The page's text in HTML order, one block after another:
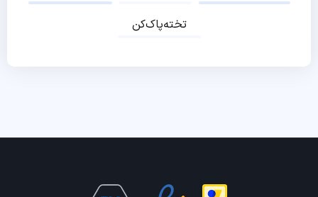
تخته‌پاک‌کن